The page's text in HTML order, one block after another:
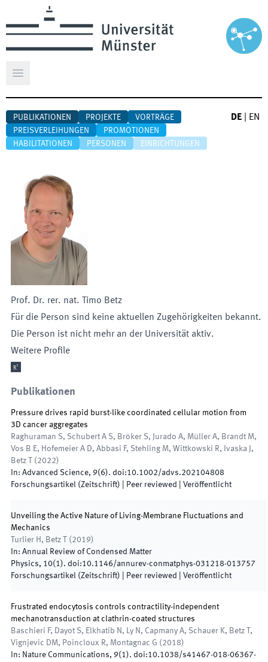
Hauptmenü öffnen
PUBLIKATIONEN PROJEKTE
VORTRÄGE
PREISVERLEIHUNGEN
PROMOTIONEN
HABILITATIONEN
PERSONEN EINRICHTUNGEN
DE EN
Prof. Dr. rer. nat. Timo Betz
Für die Person sind keine aktuellen Zugehörigkeiten bekannt.
Die Person ist nicht mehr an der Universität aktiv.
Weitere Profile

Publikationen
Pressure drives rapid burst-like coordinated cellular motion from
3D cancer aggregates
Raghuraman S, Schubert A S, Bröker S, Jurado A, Müller A, Brandt M,
Vos B E, Hofemeier A D, Abbasi F, Stehling M, Wittkowski R, Ivaska J,
Betz T
( 2022)
In: Advanced Science, 9(6). doi:10.1002/advs.202104808
Forschungsartikel (Zeitschrift) | Peer reviewed Veröffentlicht
Unveiling the Active Nature of Living-Membrane Fluctuations and
Mechanics
Turlier H, Betz T
( 2019)
In: Annual Review of Condensed Matter
Physics, 10(1). doi:10.1146/annurev-conmatphys-031218-013757
Forschungsartikel (Zeitschrift) | Peer reviewed Veröffentlicht
Frustrated endocytosis controls contractility-independent
mechanotransduction at clathrin-coated structures
Baschieri F, Dayot S, Elkhatib N, Ly N, Capmany A, Schauer K, Betz T,
Vignjevic DM, Poincloux R, Montagnac G ( 2018)
In: Nature Communications, 9(1). doi:10.1038/s41467-018-06367-